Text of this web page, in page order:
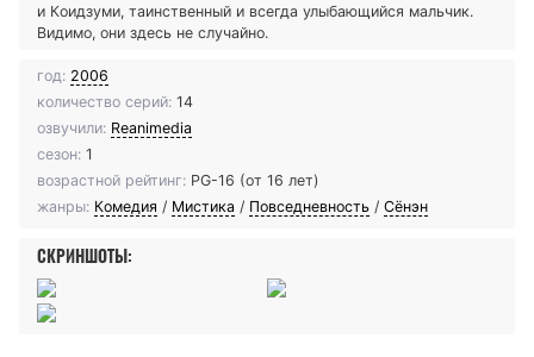
и Коидзуми, таинственный и всегда улыбающийся мальчик.
Видимо, они здесь не случайно.
год: 2006
количество серий: 14
озвучили: Reanimedia
сезон: 1
возрастной рейтинг: PG-16 (от 16 лет)
жанры: Комедия / Мистика / Повседневность / Сёнэн
СКРИНШОТЫ: